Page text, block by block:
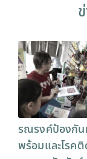
รณรงค์ป้องกัน
พร้อมและโรค